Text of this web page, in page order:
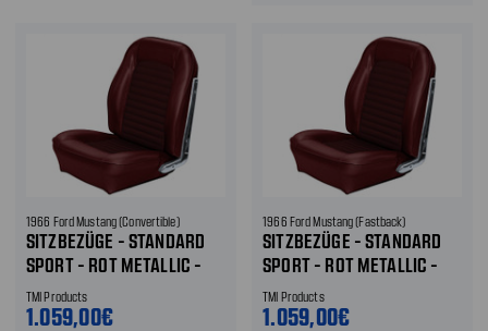
1966 Ford Mustang (Convertible)
SITZBEZÜGE - STANDARD
SPORT - ROT METALLIC -
VORNE UND HINTEN
TMI Products
1.059,00€
1966 Ford Mustang (Fastback)
SITZBEZÜGE - STANDARD
SPORT - ROT METALLIC -
VORNE UND HINTEN
TMI Products
1.059,00€